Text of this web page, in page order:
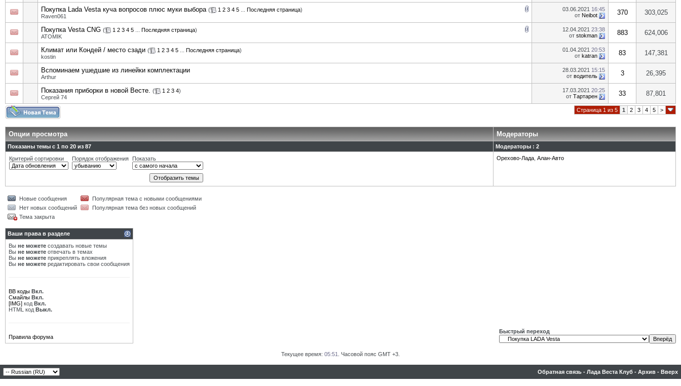
Покупка Lada Vesta куча вопросов плюс муки выбора ( 1 2 3 4 5 Последняя страница)
Raven061
03.06.2021 16:45
от Neibot 370 303,025
Покупка Vesta CNG ( 1 2 3 4 5 Последняя страница)
ATOMIK
12.04.2021 23:38
от stokman 883 624,006
Климат или Кондей / место сзади ( 1 2 3 4 5 Последняя страница)
kostin
01.04.2021 20:53
от katran 83 147,381
Вспоминаем ушедшие из линейки комплектации
Arthur
28.03.2021 15:15
от водитель 3 26,395
Показания приборки в новой Весте. ( 1 2 3 4)
Сергей 74
17.03.2021 20:25
от Тартарен 33 87,801
Страница 1 из 5 1 2 3 4 5 >
Опции просмотра Модераторы
Показаны темы с 1 по 20 из 87
Модераторы : 2
Критерий сортировки
Порядок отображения Показать Орехово-Лада Алан-Авто
Новые сообщения
Популярная тема с новыми сообщениями
Нет новых сообщений
Популярная тема без новых сообщений
Тема закрыта
Ваши права в разделе
Вы не можете создавать новые темы
Вы не можете отвечать в темах
Вы не можете прикреплять вложения
Вы не можете редактировать свои сообщения
BB коды Вкл.
Смайлы Вкл.
[IMG] код Вкл.
HTML код Выкл.
Правила форума
Быстрый переход
Текущее время: 05:51 . Часовой пояс GMT +3.
Обратная связь - Лада Веста Клуб - Архив - Вверх